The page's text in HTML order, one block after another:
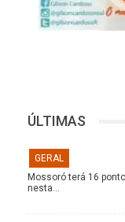
ÚLTIMAS
GERAL
Mossoró terá 16
nesta…